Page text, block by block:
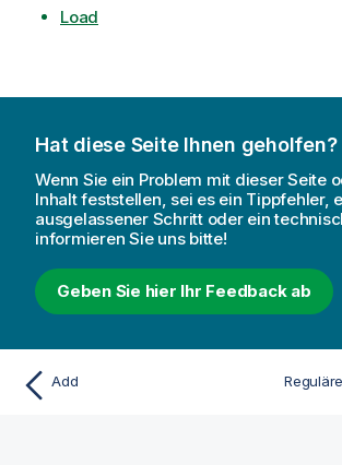
Load
Hat diese Seite Ihnen geholfen?
Wenn Sie ein Problem mit dieser Seite
Inhalt feststellen, sei es ein Tippfehler,
ausgelassener Schritt oder ein
informieren Sie uns bitte!
Geben Sie hier Ihr Feedback ab
Add